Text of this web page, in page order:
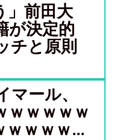
」前田大
が決定的
チと原則
マール、
ｗｗｗｗｗ
ｗｗｗｗ...